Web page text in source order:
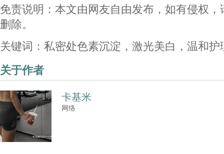
免责说明：本文由网友自由发布，如有侵权
删除。
关键词：私密处色素沉淀，激光美白，温和护
关于作者
卡基米
网络